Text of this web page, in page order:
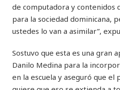
de computadora y contenidos
para la sociedad dominicana,
ustedes lo van a asimilar”,
Sostuvo que esta es una gran
Danilo Medina para la
en la escuela y aseguró que